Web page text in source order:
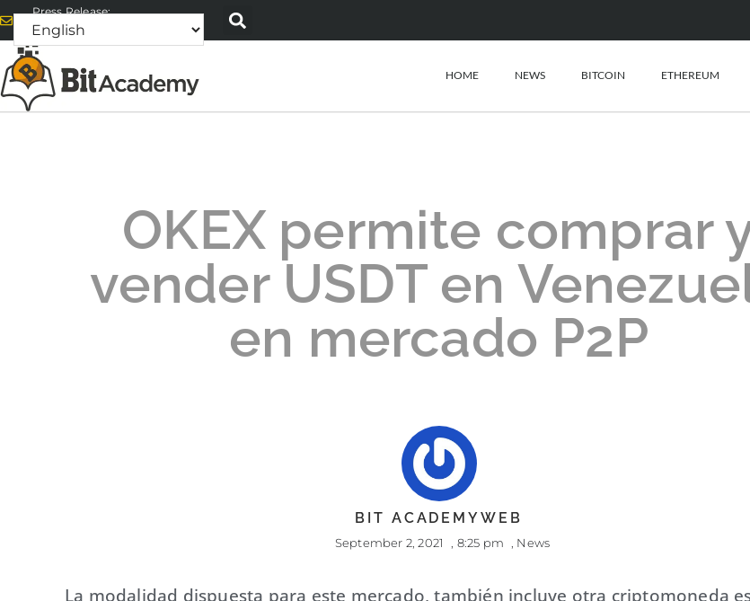
Press Release:
alex@bitacademyweb.com
HOME NEWS BITCOIN ETHEREUM
OKEX permite comprar
vender USDT en
en mercado P2P
BIT ACADEMYWEB
September 2, 2021 8:25 pm News
La modalidad dispuesta para este mercado, también incluye otra criptomoneda